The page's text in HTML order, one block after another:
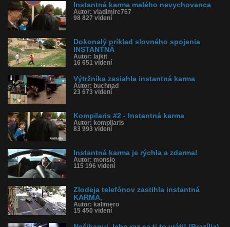
Instantná karma malého nevychovanca
Autor: vladimire767
98 827 videní
Dokonalý príklad slovného spojenia
INSTANTNÁ
Autor: lajkit
16 651 videní
Výtržníka zasiahla instantná karma
Autor: buchnad
23 673 videní
Kompilaris #2 - Instantná karma
Autor: kompilaris
83 993 videní
Instantná karma je rýchla a zdarma!
Autor: monsio
115 196 videní
Zlodeja telefónov zastihla instantná
KARMA,
Autor: kalimero
15 450 videní